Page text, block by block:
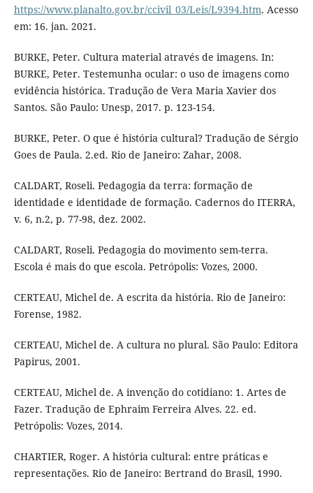
https://www.planalto.gov.br/ccivil_03/Leis/L9394.htm. Acesso
em: 16. jan. 2021.
BURKE, Peter. Cultura material através de imagens. In:
BURKE, Peter. Testemunha ocular: o uso de imagens como
evidência histórica. Tradução de Vera Maria Xavier dos
Santos. São Paulo: Unesp, 2017. p. 123-154.
BURKE, Peter. O que é história cultural? Tradução de Sérgio
Goes de Paula. 2.ed. Rio de Janeiro: Zahar, 2008.
CALDART, Roseli. Pedagogia da terra: formação de
identidade e identidade de formação. Cadernos do ITERRA,
v. 6, n.2, p. 77-98, dez. 2002.
CALDART, Roseli. Pedagogia do movimento sem-terra.
Escola é mais do que escola. Petrópolis: Vozes, 2000.
CERTEAU, Michel de. A escrita da história. Rio de Janeiro:
Forense, 1982.
CERTEAU, Michel de. A cultura no plural. São Paulo: Editora
Papirus, 2001.
CERTEAU, Michel de. A invenção do cotidiano: 1. Artes de
Fazer. Tradução de Ephraim Ferreira Alves. 22. ed.
Petrópolis: Vozes, 2014.
CHARTIER, Roger. A história cultural: entre práticas e
representações. Rio de Janeiro: Bertrand do Brasil, 1990.